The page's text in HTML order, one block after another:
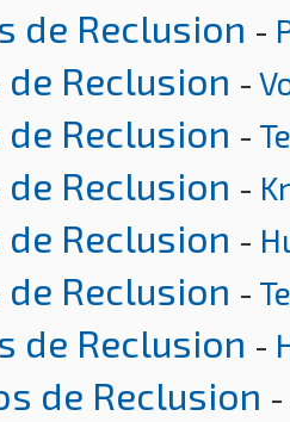
de Reclusion -
de Reclusion -
de Reclusion -
de Reclusion -
de Reclusion -
de Reclusion -
de Reclusion -
de Reclusion -